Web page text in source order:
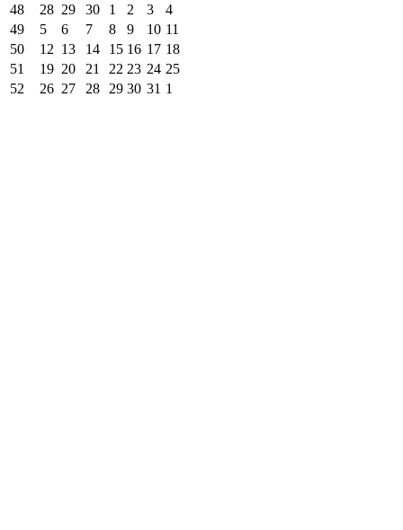
48
28 29 30 1 2 3
4
49
5 6 7 8 9 10 11
50
12 13 14 15 16 17 18
51
19 20 21 22 23 24 25
52
26 27 28 29 30 31 1